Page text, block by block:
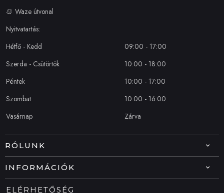
RÓLUNK
ELÉRHETŐSÉG
INFORMÁCIÓK
Waze útvonal
Nyitvatartás:
Hétfő - Kedd
09:00 - 17:00
Szerda - Csütörtök
10:00 - 18:00
Péntek
10:00 - 17:00
Szombat
10:00 - 16:00
Vasárnap
Zárva